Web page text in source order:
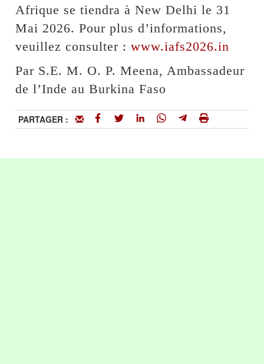
Afrique se tiendra à New Delhi le 31
Mai 2026. Pour plus d’informations,
veuillez consulter :www.iafs2026.in
Par S.E. M. O. P. Meena, Ambassadeur
de l’Inde au Burkina Faso
PARTAGER :